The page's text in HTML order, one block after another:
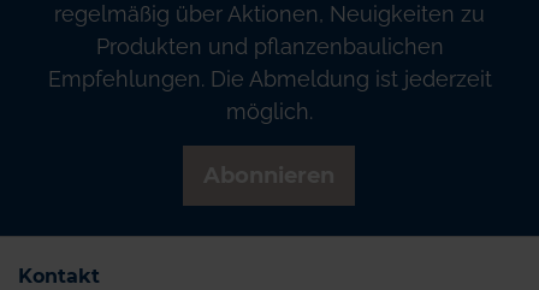
regelmäßig über Aktionen, Neuigkeiten zu
Produkten und pflanzenbaulichen
Empfehlungen. Die Abmeldung ist jederzeit
möglich.
Kontakt